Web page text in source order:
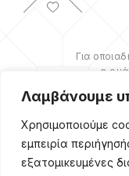
Λαμβάνουμε
Χρησιμοποιούμε
εμπειρία
εξατομικευμένες
Για
η